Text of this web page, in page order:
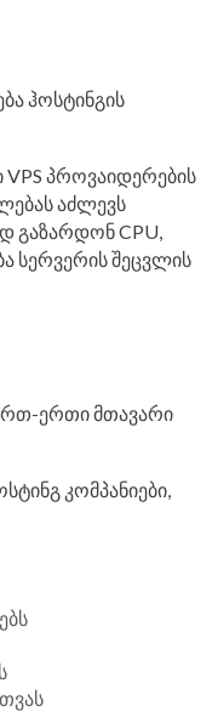
ჰოსტინგის
პროვაიდერების
აძლევს
გაზარდონ CPU,
სერვერის შეცვლის
ერთი მთავარი
კომპანიები,